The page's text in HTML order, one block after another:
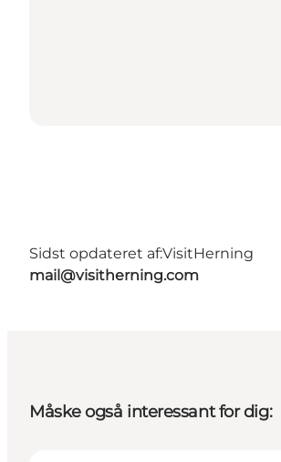
Sidst opdateret af:VisitHerning
mail@visitherning.com
Måske også interessant for dig: